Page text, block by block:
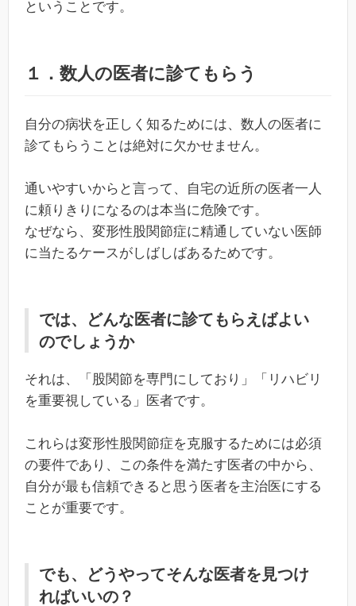
ということです。
１．数人の医者に診てもらう
自分の病状を正しく知るためには、数人の医者に
診てもらうことは絶対に欠かせません。
通いやすいからと言って、自宅の近所の医者一人
に頼りきりになるのは本当に危険です。
なぜなら、変形性股関節症に精通していない医師
に当たるケースがしばしばあるためです。
では、どんな医者に診てもらえばよい
のでしょうか
それは、「股関節を専門にしており」「リハビリ
を重要視している」医者です。
これらは変形性股関節症を克服するためには必須
の要件であり、この条件を満たす医者の中から、
自分が最も信頼できると思う医者を主治医にする
ことが重要です。
でも、どうやってそんな医者を見つけ
ればいいの？